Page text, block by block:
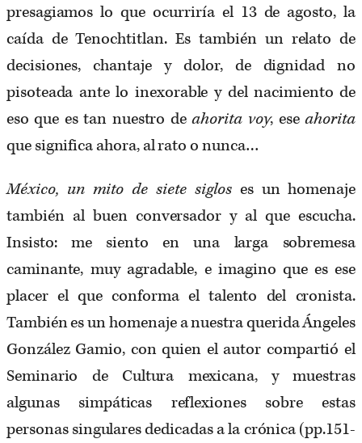
presagiamos lo que ocurriría el 13 de agosto, la
caída de Tenochtitlan. Es también un relato de
decisiones, chantaje y dolor, de dignidad no
pisoteada ante lo inexorable y del nacimiento de
eso que es tan nuestro deahorita voy, eseahorita
que significa ahora, al rato o nunca…
México, un mito de siete sigloses un homenaje
también al buen conversador y al que escucha.
Insisto: me siento en una larga sobremesa
caminante, muy agradable, e imagino que es ese
placer el que conforma el talento del cronista.
También es un homenaje a nuestra querida Ángeles
González Gamio, con quien el autor compartió el
Seminario de Cultura mexicana, y muestras
algunas simpáticas reflexiones sobre estas
personas singulares dedicadas a la crónica (pp.151-